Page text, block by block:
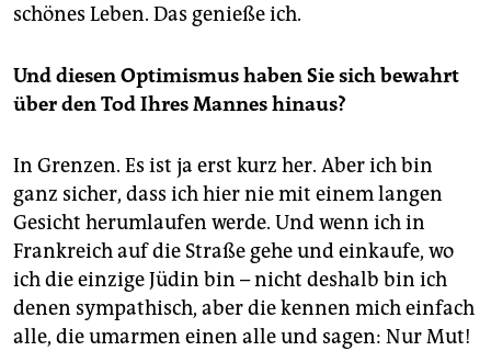
schönes Leben. Das genieße ich.
Und diesen Optimismus haben Sie sich bewahrt
über den Tod Ihres Mannes hinaus?
In Grenzen. Es ist ja erst kurz her. Aber ich bin
ganz sicher, dass ich hier nie mit einem langen
Gesicht herumlaufen werde. Und wenn ich in
Frankreich auf die Straße gehe und einkaufe, wo
ich die einzige Jüdin bin – nicht deshalb bin ich
denen sympathisch, aber die kennen mich einfach
alle, die umarmen einen alle und sagen: Nur Mut!